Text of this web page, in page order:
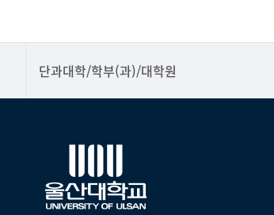
단과대학/학부(과)/대학원
▷일본어·일본학과
▷중국어·중국학과
▷프랑스어·프랑스학과